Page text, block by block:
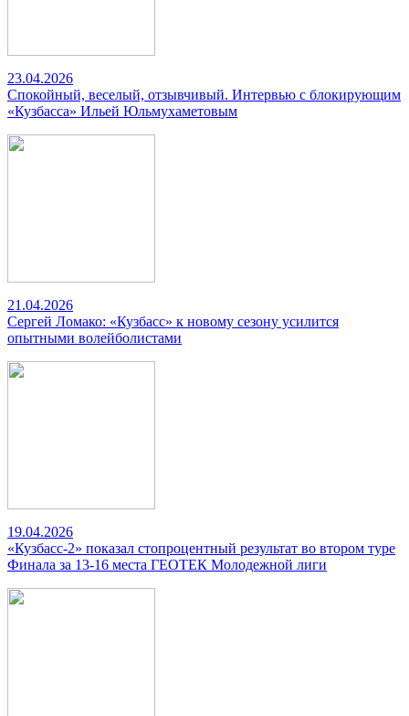
23.04.2026
Спокойный, веселый, отзывчивый. Интервью с блокирующим
«Кузбасса» Ильей Юльмухаметовым
21.04.2026
Сергей Ломако: «Кузбасс» к новому сезону усилится
опытными волейболистами
19.04.2026
«Кузбасс-2» показал стопроцентный результат во втором туре
Финала за 13-16 места ГЕОТЕК Молодежной лиги